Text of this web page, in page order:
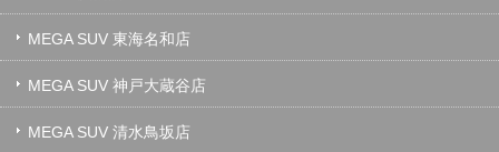
MEGA SUV 東海名和店
MEGA SUV 神戸大蔵谷店
MEGA SUV 清水鳥坂店